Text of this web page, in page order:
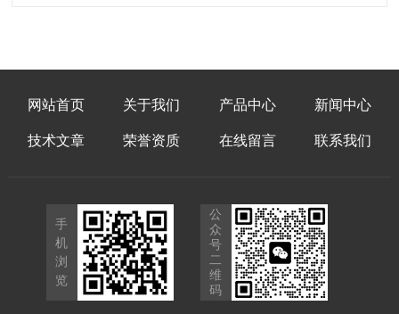
网站首页 关于我们 产品中心 新闻中心
技术文章 荣誉资质 在线留言 联系我们
手
机
浏
览
公
众
号
二
维
码